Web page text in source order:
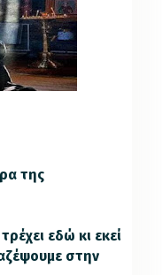
της
εδώ κι εκεί
στην